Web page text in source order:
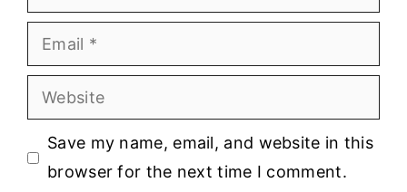
Email
Website
Save my name, email, and website in this
browser for the next time I comment.